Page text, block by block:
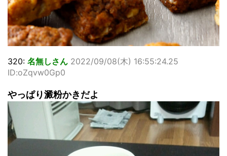
320: 名無しさん 2022/09/08(木) 16:55:24.25
ID:oZqvw0Gp0
やっぱり澱粉かきだよ